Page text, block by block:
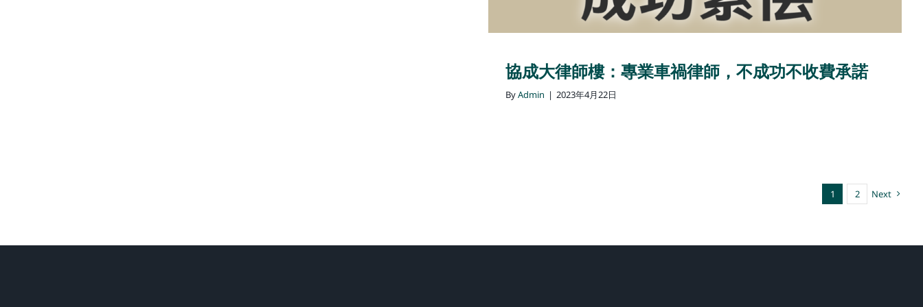
協成大律師樓：專業車禍律師，不成功不收費承諾
ByAdmin | 2023年4月22日
1 2 Next